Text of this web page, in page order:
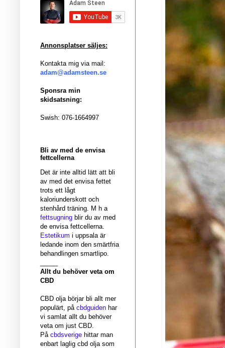
Annonsplatser säljes:
Kontakta mig via mail:
adam@adamsteen.se
Sponsra min
skidsatsning:
Swish: 076-1664997
Bli av med de envisa
fettcellerna
Det är inte alltid lätt att bli
av med det envisa fettet
trots ett lågt
kaloriunderskott och
stenhård träning. M h a
fettsugning blir du av med
de envisa fettcellerna.
Estetikum i uppsala är
ledande inom den smärtfria
behandlingen smartlipo.
Allt du behöver veta om
CBD
CBD olja börjar bli allt mer
populärt, påcbdguiden har
vi samlat allt du behöver
veta om just CBD.
På cbdsverige hittar man
enbart laglig cbd olja som